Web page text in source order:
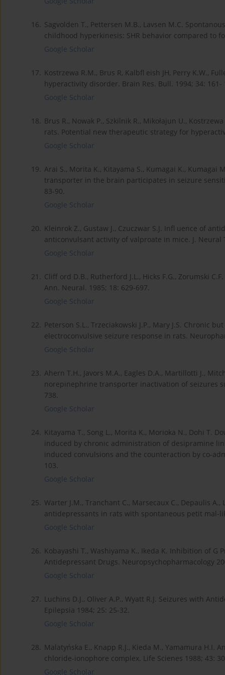
16. Sagvolden T., Pettersen M.B., Lavsen M.C.
childhood hyperkinesis: SHR behavior compared to
Google Scholar
17. Kostrzewa R.M., Brus R, Kalbfl eish JH, Perry K.W.,
hyperactivity disorder. Brain Res. Bull. 1994; 34: 161-
Google Scholar
18. Brus R., Nowak P., Szkilnik R., Mikołajun U.,
rats. Potential new therapeutic strategy for
Google Scholar
19. Arai S., Morita K., Kitayama S., Kumagai K.,
transporter in the brain participates in seizure
83-90.
Google Scholar
20. Kleinrok Z., Gustaw J., Czuczwar S.J. Infl uence of
anticonvulsant activity of valproate in mice. J. Neural
Google Scholar
21. Cliff ord D.B., Rutherford J.L., Hicks F.G., Zorumski
Ann. Neural. 1985; 18: 629-697.
Google Scholar
22. Peterson S.L., Trzeciakowski J.P., Mary J.S. Chronic
electroconvulsive seizure response in rats.
Google Scholar
23. Ahern T.H., Javors M.A., Eagles D.A., Martillotti J.,
norepinephrine transporter inactivation of seizures
738.
Google Scholar
24. Kitayama T., Song L., Morita K., Morioka N., Dohi
induced by chronic administration of desipramine
induced convulsions and the counteraction by co-
103.
Google Scholar
25. Warter J.M., Tranchant C., Marsecaux C., Depaulis
antidepressants in rats with spontaneous petit mal-
Google Scholar
26. Kobayashi T., Washiyama K., Ikeda K. Inhibition of
Antidepressant Drugs. Neuropsychopharmacology
Google Scholar
27. Luchins D.J., Oliver A.P., Wyatt R.J. Seizures with
Epilepsia 1984; 25: 25-32.
Google Scholar
28. Malatyńska E., Knapp R.J., Kieda M., Yamamura
chloride-ionophore complex. Life Scienes 1988; 43:
Google Scholar